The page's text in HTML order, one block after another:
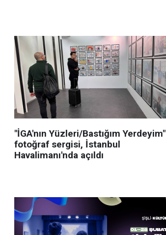
"İGA'nın Yüzleri/Bastığım Yerdeyim"
fotoğraf sergisi, İstanbul
Havalimanı'nda açıldı